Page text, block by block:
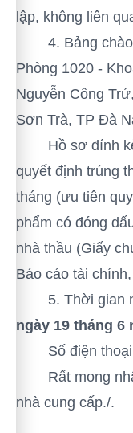
lập, không liên
4. Bảng
Phòng 1020 -
Nguyễn Công
Sơn Trà, TP Đà
Hồ sơ đính
quyết định trúng
tháng (ưu tiên
phẩm có đóng
nhà thầu (Giấy
Báo cáo tài
5. Thời gian
ngày 19 tháng 6
Số điện
Rất mong
nhà cung cấp./.